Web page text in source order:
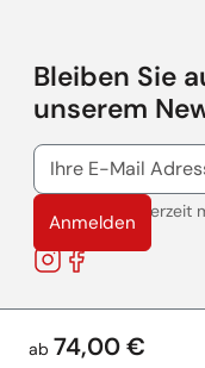
ab 74,00 €
Bleiben Sie
unserem
Anmelden
Abmeldung jederzeit
Instagram
Facebook